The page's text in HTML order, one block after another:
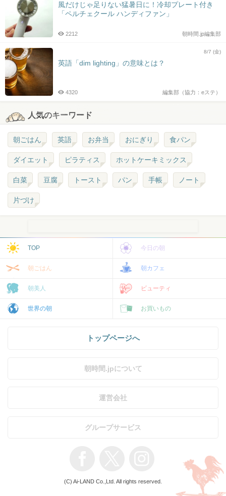
風だけじゃ足りない猛暑日に！冷却プレート付き
「ペルチェクール ハンディファン」
朝時間.jp編集部
2212
8/7 (金)
英語「dim lighting」の意味とは？
編集部（協力：eステ）
4320
人気のキーワード
朝ごはん 英語 お弁当 おにぎり 食パン
ダイエット ピラティス ホットケーキミックス
白菜 豆腐 トースト パン 手帳 ノート
片づけ
TOP 今日の朝
朝ごはん 朝カフェ
朝美人 ビューティ
世界の朝 お買いもの
トップページへ
朝時間.jpについて
運営会社
グループサービス
(C) Ai-LAND Co.,Ltd. All rights reserved.